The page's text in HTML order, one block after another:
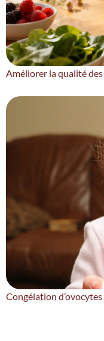
Améliorer la qualité
Congélation